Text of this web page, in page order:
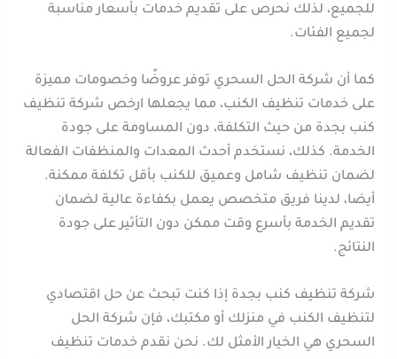
للجميع، لذلك نحرص على تقديم خدمات بأسعار مناسبة
لجميع الفئات.
كما أن شركة الحل السحري توفر عروضًا وخصومات مميزة
على خدمات تنظيف الكنب، مما يجعلها ارخص شركة تنظيف
كنب بجدة من حيث التكلفة، دون المساومة على جودة
الخدمة. كذلك، نستخدم أحدث المعدات والمنظفات الفعالة
لضمان تنظيف شامل وعميق للكنب بأقل تكلفة ممكنة.
أيضا، لدينا فريق متخصص يعمل بكفاءة عالية لضمان
تقديم الخدمة بأسرع وقت ممكن دون التأثير على جودة
النتائج.
شركة تنظيف كنب بجدة إذا كنت تبحث عن حل اقتصادي
لتنظيف الكنب في منزلك أو مكتبك، فإن شركة الحل
السحري هي الخيار الأمثل لك. نحن نقدم خدمات تنظيف